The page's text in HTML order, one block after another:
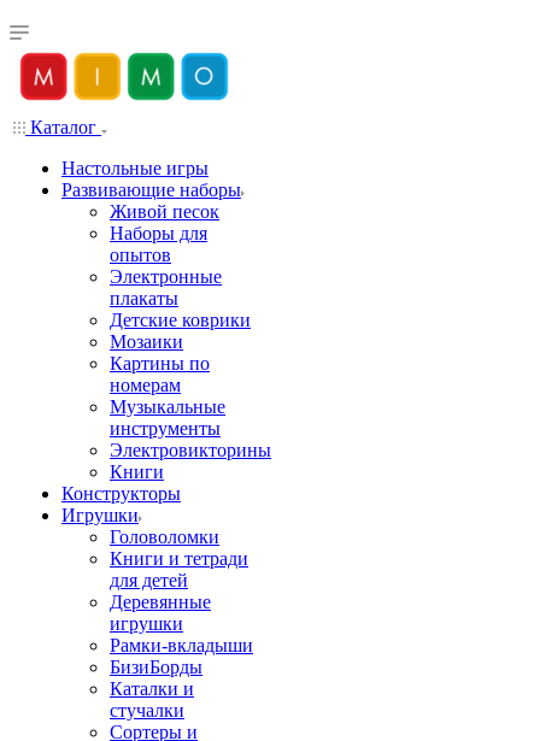
Каталог
Настольные игры
Развивающие наборы
Живой песок
Наборы для
опытов
Электронные
плакаты
Детские коврики
Мозаики
Картины по
номерам
Музыкальные
инструменты
Электровикторины
Книги
Конструкторы
Игрушки
Головоломки
Книги и тетради
для детей
Деревянные
игрушки
Рамки-вкладыши
БизиБорды
Каталки и
стучалки
Сортеры и